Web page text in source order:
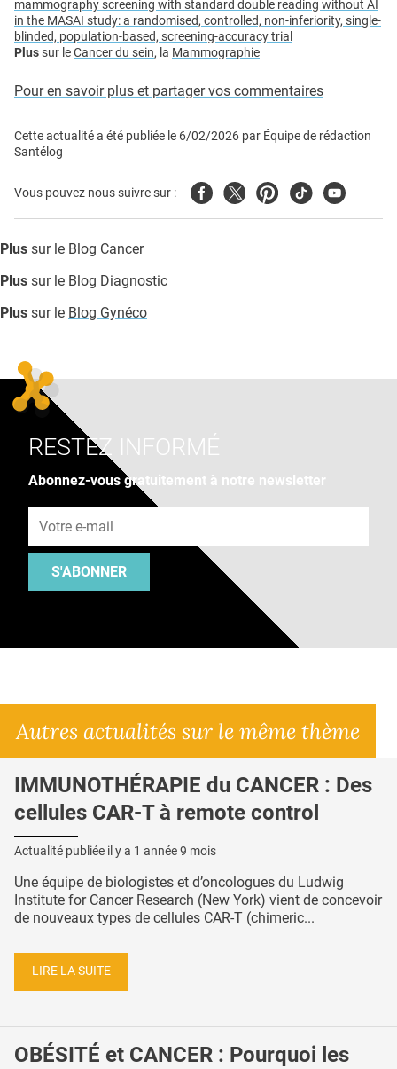
mammography screening with standard double reading without AI
in the MASAI study: a randomised, controlled, non-inferiority, single-
blinded, population-based, screening-accuracy trial
Plussur leCancer du sein, la Mammographie
Pour en savoir plus et partager vos commentaires
Cette actualité a été publiée le 6/02/2026 par Équipe de rédaction
Santélog
Vous pouvez nous suivre sur : FacebookTwitterPinterest
TiktokYoutube
Plus sur le Blog Cancer
Plus sur le Blog Diagnostic
Plus sur le Blog Gynéco
RESTEZ INFORMÉ
Abonnez-vous gratuitement à notre newsletter
S'ABONNER
Autres actualités sur le même thème
IMMUNOTHÉRAPIE du CANCER : Des
cellules CAR-T à remote control
Actualité publiée il y a 1 année 9 mois
Une équipe de biologistes et d’oncologues du Ludwig
Institute for Cancer Research (New York) vient de concevoir
de nouveaux types de cellules CAR-T (chimeric...
LIRE LA SUITE
OBÉSITÉ et CANCER : Pourquoi les